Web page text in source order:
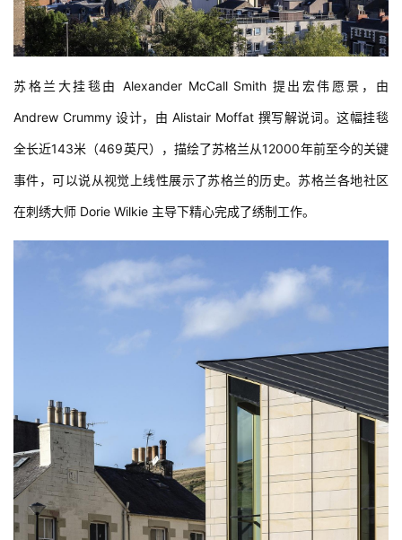
苏格兰大挂毯由 Alexander McCall Smith 提出宏伟愿景，由
Andrew Crummy 设计，由 Alistair Moffat 撰写解说词。这幅挂毯
全长近143米（469英尺），描绘了苏格兰从12000年前至今的关键
事件，可以说从视觉上线性展示了苏格兰的历史。苏格兰各地社区
在刺绣大师 Dorie Wilkie 主导下精心完成了绣制工作。